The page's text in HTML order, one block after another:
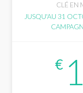
CLÉ EN
JUSQU'AU 31
€